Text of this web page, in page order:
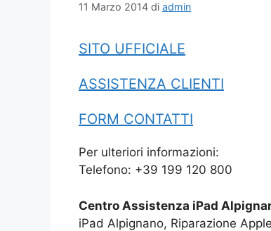
11 Marzo 2014 di admin
SITO UFFICIALE
ASSISTENZA CLIENTI
FORM CONTATTI
Per ulteriori informazioni:
Telefono: +39 199 120 800
Centro Assistenza iPad
iPad Alpignano, Riparazione